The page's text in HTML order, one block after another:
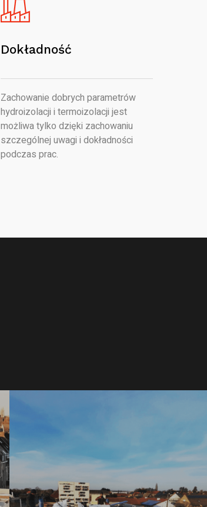
Dokładność
Zachowanie dobrych parametrów
hydroizolacji i termoizolacji jest
możliwa tylko dzięki zachowaniu
szczególnej uwagi i dokładności
podczas prac.